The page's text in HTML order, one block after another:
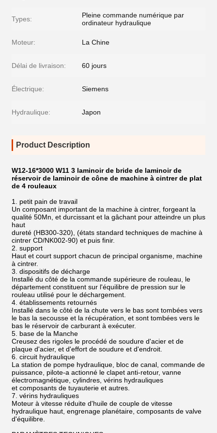
Types:
Pleine commande numérique par
ordinateur hydraulique
Moteur: La Chine
Délai de livraison: 60 jours
Électrique: Siemens
Hydraulique: Japon
Product Description
W12-16*3000 W11 3 laminoir de bride de laminoir de
réservoir de laminoir de cône de machine à cintrer de plat
de 4 rouleaux
1. petit pain de travail
Un composant important de la machine à cintrer, forgeant la
qualité 50Mn, et durcissant et la gâchant pour atteindre un plus
haut
dureté (HB300-320), (états standard techniques de machine à
cintrer CD/NK002-90) et puis finir.
2. support
Haut et court support chacun de principal organisme, machine
à cintrer.
3. dispositifs de décharge
Installé du côté de la commande supérieure de rouleau, le
département constituent sur l'équilibre de pression sur le
rouleau utilisé pour le déchargement.
4. établissements retournés
Installé dans le côté de la chute vers le bas sont tombées vers
le bas la secousse et la récupération, et sont tombées vers le
bas le réservoir de carburant à exécuter.
5. base de la Manche
Creusez des rigoles le procédé de soudure d'acier et de
plaque d'acier, et d'effort de soudure et d'endroit.
6. circuit hydraulique
La station de pompe hydraulique, bloc de canal, commande de
puissance, pilote-a actionné le clapet anti-retour, vanne
électromagnétique, cylindres, vérins hydrauliques
et composants de tuyauterie et autres.
7. vérins hydrauliques
Moteur à vitesse réduite d'huile de couple de vitesse
hydraulique haut, engrenage planétaire, composants de valve
d'équilibre.